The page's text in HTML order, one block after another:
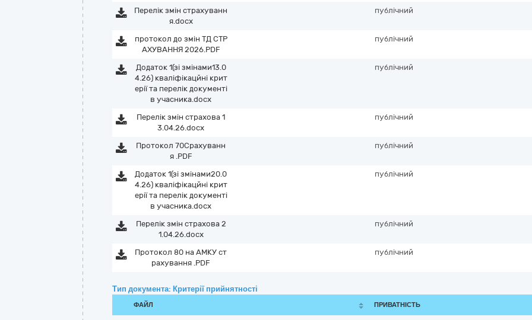
Перелік змін страхуванн
я.docx
публічний
протокол до змін ТД СТР
АХУВАННЯ 2026.PDF
публічний
Додаток 1(зі змінами13.0
4.26) кваліфікацйні крит
ерії та перелік документі
в учасника.docx
публічний
Перелік змін страхова 1
3.04.26.docx
публічний
Протокол 70Срахуванн
я .PDF
публічний
Додаток 1(зі змінами20.0
4.26) кваліфікацйні крит
ерії та перелік документі
в учасника.docx
публічний
Перелік змін страхова 2
1.04.26.docx
публічний
Протокол 80 на АМКУ ст
рахування .PDF
публічний
Тип документа: Критерії прийнятності
ФАЙЛ ПРИВАТНІСТЬ